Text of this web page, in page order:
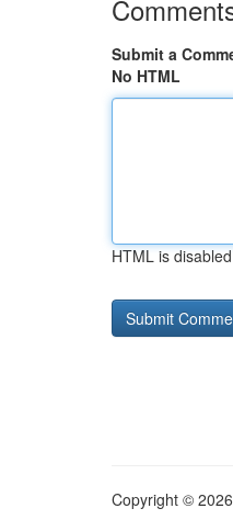
Submit a
No HTML
HTML is disabled
Copyright ©